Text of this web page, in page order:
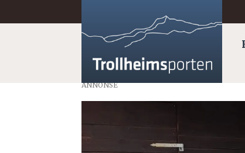
ANNONSE